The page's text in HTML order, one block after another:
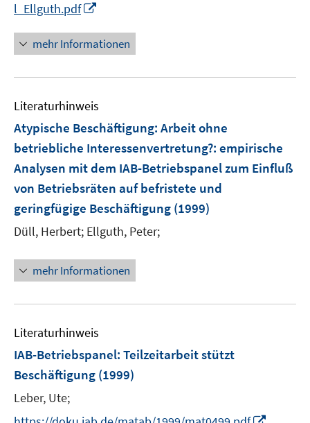
l_Ellguth.pdf
n
e
u
m
F
n
s
t
e
r
ö
f
f
e
mehr Informationen
Literaturhinweis
Atypische Beschäftigung: Arbeit ohne
betriebliche Interessenvertretung?: empirische
Analysen mit dem IAB-Betriebspanel zum Einfluß
von Betriebsräten auf befristete und
geringfügige Beschäftigung (1999)
Düll, Herbert; Ellguth, Peter;
mehr Informationen
Literaturhinweis
IAB-Betriebspanel: Teilzeitarbeit stützt
Beschäftigung (1999)
Leber, Ute;